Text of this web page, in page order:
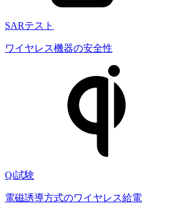
SARテスト
ワイヤレス機器の安全性
Qi試験
電磁誘導方式のワイヤレス給電